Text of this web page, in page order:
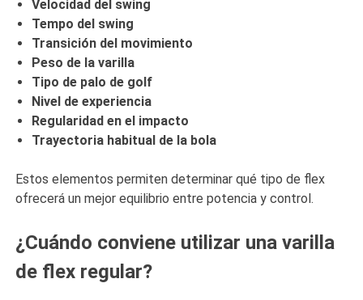
Velocidad del swing
Tempo del swing
Transición del movimiento
Peso de la varilla
Tipo de palo de golf
Nivel de experiencia
Regularidad en el impacto
Trayectoria habitual de la bola
Estos elementos permiten determinar qué tipo de flex
ofrecerá un mejor equilibrio entre potencia y control.
¿Cuándo conviene utilizar una varilla
de flex regular?